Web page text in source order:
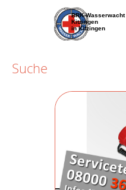
BRK-Wasserwacht
Kitzingen
in Kitzingen
Suche